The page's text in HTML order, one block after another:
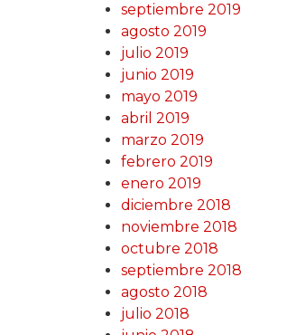
septiembre 2019
agosto 2019
julio 2019
junio 2019
mayo 2019
abril 2019
marzo 2019
febrero 2019
enero 2019
diciembre 2018
noviembre 2018
octubre 2018
septiembre 2018
agosto 2018
julio 2018